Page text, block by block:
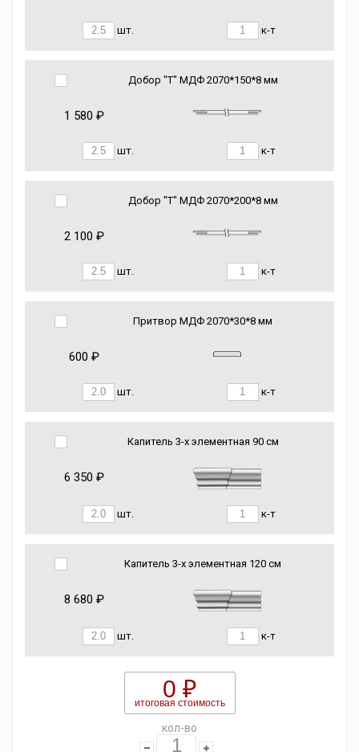
шт. к-т
Добор "Т" МДФ 2070*150*8 мм
1 580 ₽
шт. к-т
Добор "Т" МДФ 2070*200*8 мм
2 100 ₽
шт. к-т
Притвор МДФ 2070*30*8 мм
600 ₽
шт. к-т
Капитель 3-х элементная 90 см
6 350 ₽
шт. к-т
Капитель 3-х элементная 120 см
8 680 ₽
шт. к-т
0 ₽
итоговая стоимость
кол-во